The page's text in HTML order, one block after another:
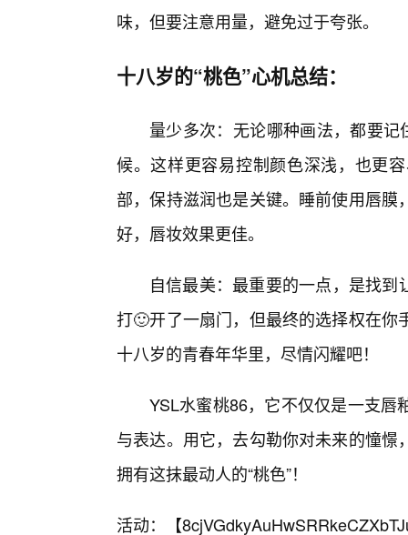
味，但要注意用量，避免过于夸张。
十八岁的“桃色”心机总结：
量少多次：无论哪种画法，都要记
候。这样更容易控制颜色深浅，也更
部，保持滋润也是关键。睡前使用唇
好，唇妆效果更佳。
自信最美：最重要的一点，是找
打🙂开了一扇门，但最终的选择权在
十八岁的青春年华里，尽情闪耀吧！
YSL水蜜桃86，它不仅仅是一支唇
与表达。用它，去勾勒你对未来的憧
拥有这抹最动人的“桃色”！
活动：【